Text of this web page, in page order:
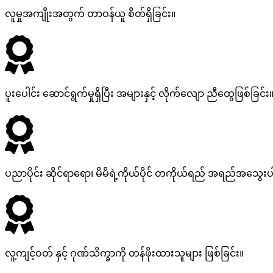
လူမှုအကျိုးအတွက် တာဝန်ယူ စိတ်ရှိခြင်း။
ပူးပေါင်း ဆောင်ရွက်မှုရှိပြီး အများနှင့် လိုက်လျော ညီထွေဖြစ်ခြင်း။
ပညာပိုင်း ဆိုင်ရာရော၊ မိမိရဲ့ကိုယ်ပိုင် တကိုယ်ရည် အရည်အသွေးပါရှိ
လူ့ကျင့်ဝတ် နှင့် ဂုဏ်သိက္ခာကို တန်ဖိုးထားသူများ ဖြစ်ခြင်း။